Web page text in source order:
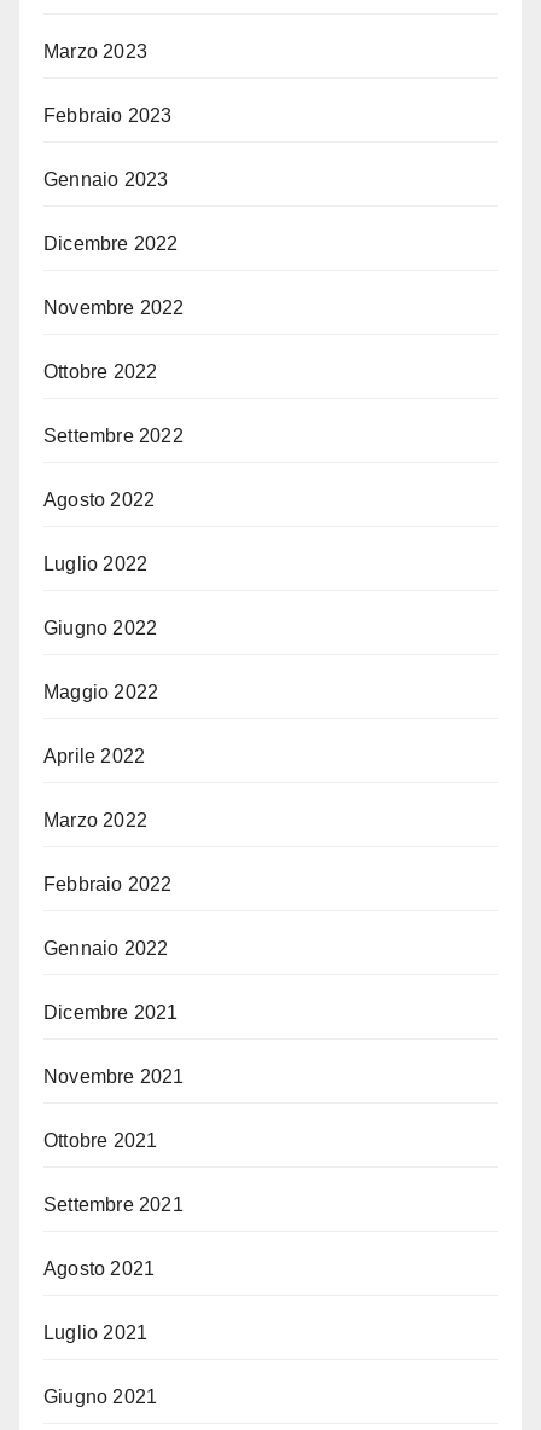
Marzo 2023
Febbraio 2023
Gennaio 2023
Dicembre 2022
Novembre 2022
Ottobre 2022
Settembre 2022
Agosto 2022
Luglio 2022
Giugno 2022
Maggio 2022
Aprile 2022
Marzo 2022
Febbraio 2022
Gennaio 2022
Dicembre 2021
Novembre 2021
Ottobre 2021
Settembre 2021
Agosto 2021
Luglio 2021
Giugno 2021